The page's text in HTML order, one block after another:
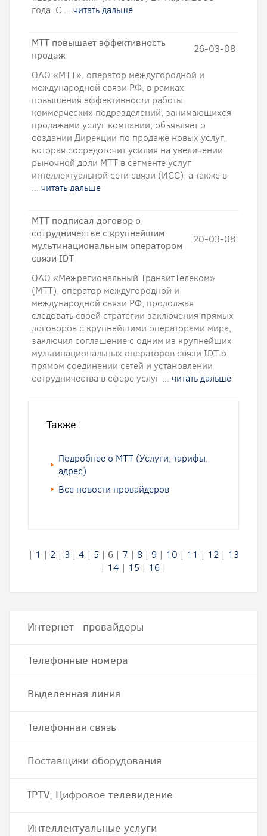
года. С ... читать дальше
МТТ повышает эффективность
продаж
26-03-08
ОАО «МТТ», оператор междугородной и
международной связи РФ, в рамках
повышения эффективности работы
коммерческих подразделений, занимающихся
продажами услуг компании, объявляет о
создании Дирекции по продаже новых услуг,
которая сосредоточит усилия на увеличении
рыночной доли МТТ в сегменте услуг
интеллектуальной сети связи (ИСС), а также в
... читать дальше
МТТ подписал договор о
сотрудничестве с крупнейшим
мультинациональным оператором
связи IDT
20-03-08
ОАО «Межрегиональный ТранзитТелеком»
(МТТ), оператор междугородной и
международной связи РФ, продолжая
следовать своей стратегии заключения прямых
договоров с крупнейшими операторами мира,
заключил соглашение с одним из крупнейших
мультинациональных операторов связи IDT о
прямом соединении сетей и установлении
сотрудничества в сфере услуг ... читать дальше
Также:
Подробнее о МТТ (Услуги, тарифы,
адрес)
Все новости провайдеров
| 1 | 2| 3 | 4 | 5 | 6| 7 | 8| 9| 10 | 11 | 12| 13
| 14 | 15 | 16 |
Интернет провайдеры
Телефонные номера
Выделенная линия
Телефонная связь
Поставщики оборудования
IPTV, Цифровое телевидение
Интеллектуальные услуги